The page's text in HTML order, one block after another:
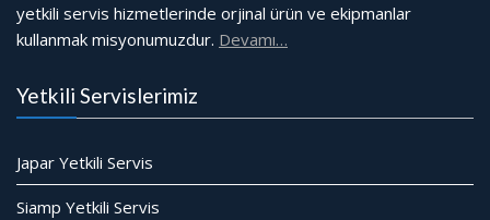
yetkili servis hizmetlerinde orjinal ürün ve ekipmanlar
kullanmak misyonumuzdur. Devamı…
Yetkili Servislerimiz
Japar Yetkili Servis
Siamp Yetkili Servis